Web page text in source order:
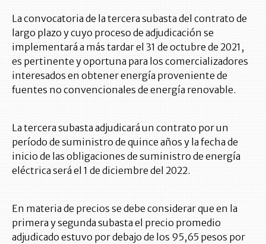
La convocatoria de la tercera subasta del contrato de
largo plazo y cuyo proceso de adjudicación se
implementará a más tardar el 31 de octubre de 2021,
es pertinente y oportuna para los comercializadores
interesados en obtener energía proveniente de
fuentes no convencionales de energía renovable.
La tercera subasta adjudicará un contrato por un
período de suministro de quince años y la fecha de
inicio de las obligaciones de suministro de energía
eléctrica será el 1 de diciembre del 2022.
En materia de precios se debe considerar que en la
primera y segunda subasta el precio promedio
adjudicado estuvo por debajo de los 95,65 pesos por